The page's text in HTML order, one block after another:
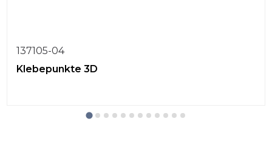
137105-04
Klebepunkte 3D